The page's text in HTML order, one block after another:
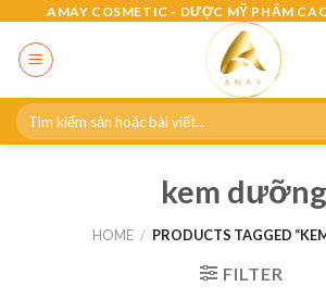
content
AMAY COSMETIC - DƯỢC MỸ PHẨM
Search
for:
kem dưỡng
HOME / PRODUCTS TAGGED
FILTER